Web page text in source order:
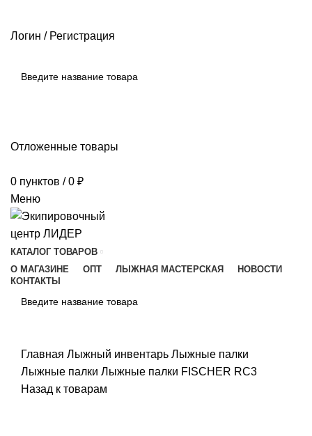
Логин / Регистрация
Отложенные товары
0 пунктов / 0 ₽
Меню
КАТАЛОГ ТОВАРОВ
О МАГАЗИНЕ
ОПТ ЛЫЖНАЯ МАСТЕРСКАЯ
НОВОСТИ
КОНТАКТЫ
Главная Лыжный инвентарь Лыжные палки
Лыжные палки Лыжные палки FISCHER RC3
Назад к товарам